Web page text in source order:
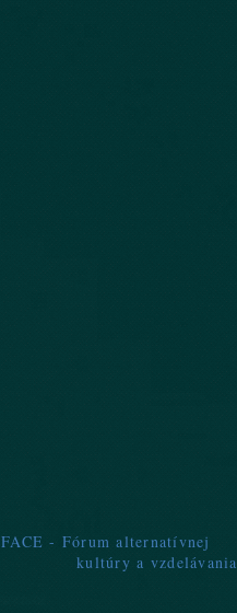
FACE - Fórum alternatívnej
kultúry a vzdelávania